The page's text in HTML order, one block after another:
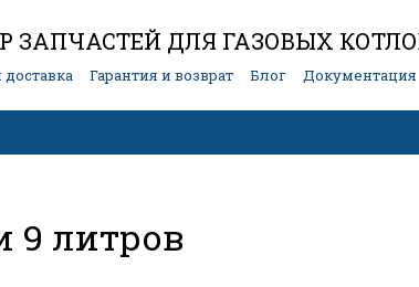
ЗАПЧАСТЕЙ ДЛЯ ГАЗОВЫХ
Гарантия и возврат Блог Документация
9 литров